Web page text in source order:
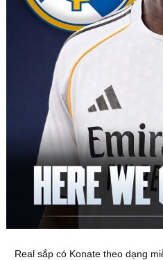
Real sắp có Konate theo dạng